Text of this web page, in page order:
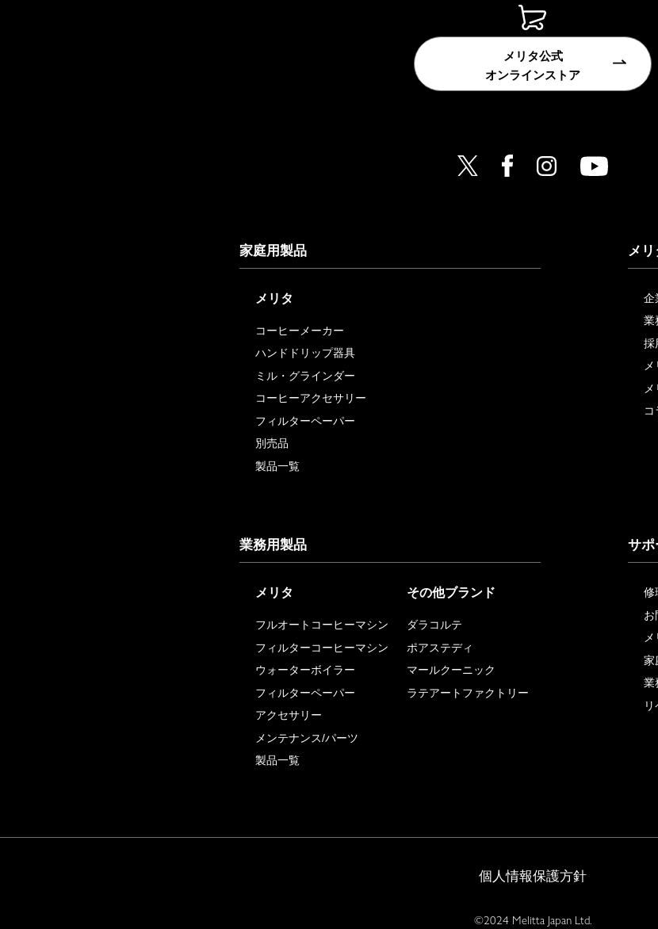
メリタ公式
オンラインストア
家庭用製品
メリタ
コーヒーメーカー
ハンドドリップ器具
ミル・グラインダー
コーヒーアクセサリー
フィルターペーパー
別売品
製品一覧
業務用製品
メリタ
フルオートコーヒーマシン
フィルターコーヒーマシン
ウォーターボイラー
フィルターペーパー
アクセサリー
メンテナンス/パーツ
製品一覧
その他ブランド
ダラコルテ
ポアステディ
マールクーニック
ラテアートファクトリー
メ
企
業
採
メ
コ
サポ
修
お
家
業
個人情報保護方針
©2024 Melitta Japan Ltd.